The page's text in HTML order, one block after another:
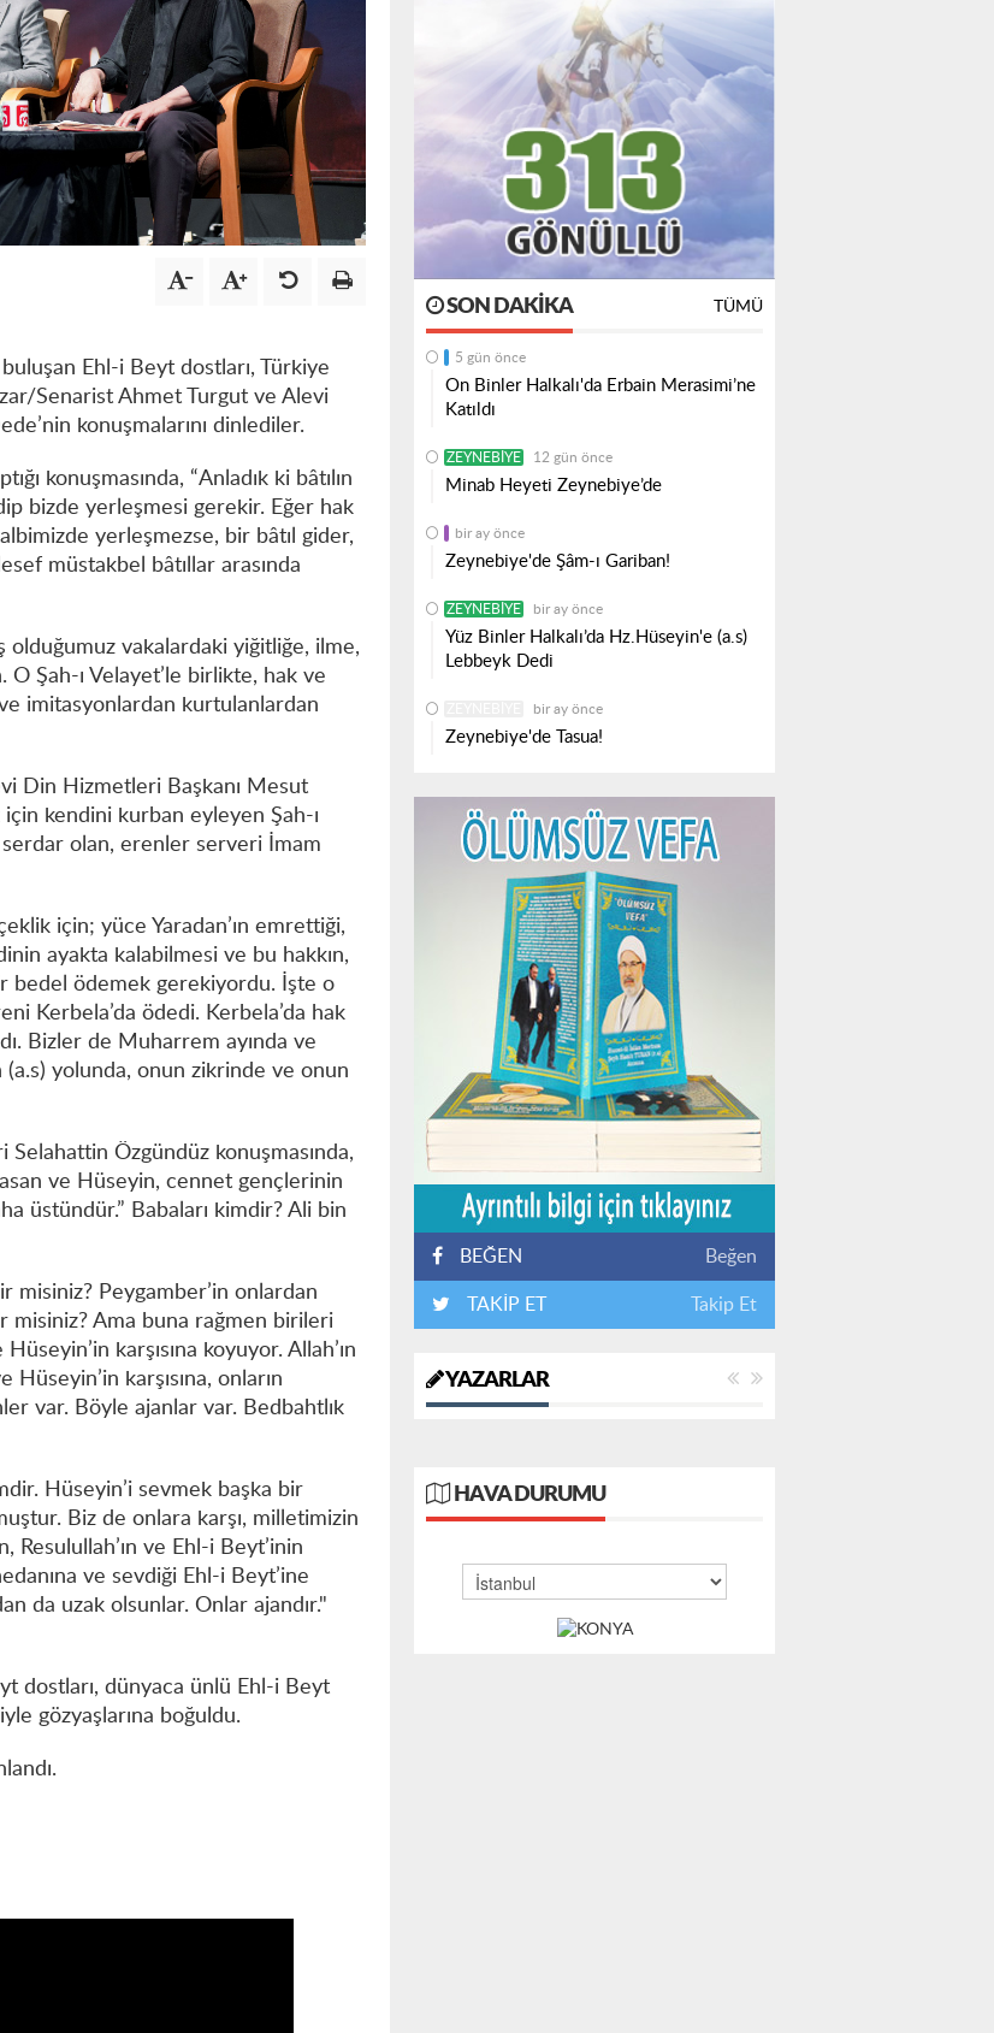
Ehl-i Beyt dostları, Türkiye
Senarist Ahmet Turgut ve Alevi
konuşmalarını dinlediler.
konuşmasında, “Anladık ki bâtılın
bizde yerleşmesi gerekir. Eğer hak
yerleşmezse, bir bâtıl gider,
müstakbel bâtıllar arasında
olduğumuz vakalardaki yiğitliğe, ilme,
Şah-ı Velayet’le birlikte, hak ve
imitasyonlardan kurtulanlardan
Din Hizmetleri Başkanı Mesut
için kendini kurban eyleyen Şah-ı
olan, erenler serveri İmam
için; yüce Yaradan’ın emrettiği,
ayakta kalabilmesi ve bu hakkın,
bedel ödemek gerekiyordu. İşte o
Kerbela’da ödedi. Kerbela’da hak
Bizler de Muharrem ayında ve
(a.s) yolunda, onun zikrinde ve onun
Özgündüz konuşmasında,
ve Hüseyin, cennet gençlerinin
üstündür.” Babaları kimdir? Ali bin
misiniz? Peygamber’in onlardan
misiniz? Ama buna rağmen birileri
karşısına koyuyor. Allah’ın
karşısına, onların
var. Böyle ajanlar var. Bedbahtlık
Hüseyin’i sevmek başka bir
Biz de onlara karşı, milletimizin
ve Ehl-i Beyt’inin
ve sevdiği Ehl-i Beyt’ine
da uzak olsunlar. Onlar ajandır."
dostları, dünyaca ünlü Ehl-i Beyt
gözyaşlarına boğuldu.
SON DAKIKA TÜMÜ
5 gün önce
On Binler Halkalı'da Erbain Merasimi’ne
Katıldı
ZEYNEBIYE 12 gün önce
Minab Heyeti Zeynebiye’de
bir ay önce
Zeynebiye'de Şâm-ı Gariban!
ZEYNEBIYE bir ay önce
Yüz Binler Halkalı’da Hz.Hüseyin'e (a.s)
Lebbeyk Dedi
bir ay önce
Zeynebiye'de Tasua!
BEĞEN Beğen
TAKİP ET Takip Et
YAZARLAR
HAVA DURUMU